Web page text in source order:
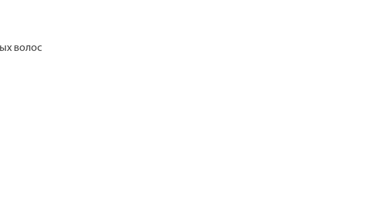
волос